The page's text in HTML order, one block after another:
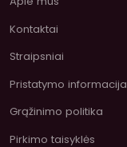
Kontaktai
Straipsniai
Pristatymo informacija
Grąžinimo politika
Pirkimo taisyklės